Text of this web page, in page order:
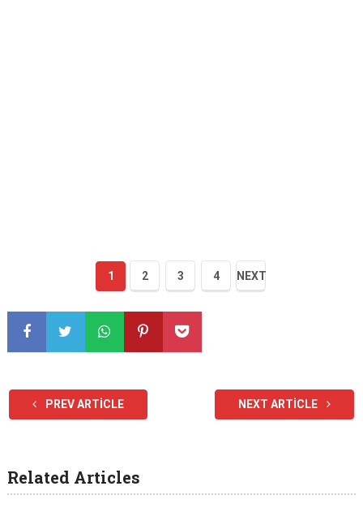
1 2 3 4 NEXT
PREV ARTICLE NEXT ARTICLE
Related Articles